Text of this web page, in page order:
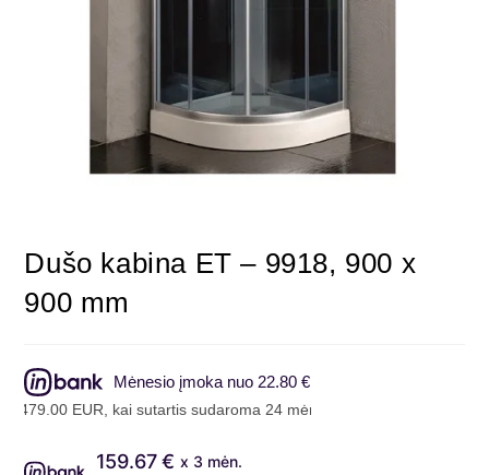
Dušo kabina ET – 9918, 900 x
900 mm
Mėnesio įmoka nuo 22.80 €
EUR, kai sutartis sudaroma 24 mėn. terminui, metinė palūkanų
159.67 € x 3 mėn.